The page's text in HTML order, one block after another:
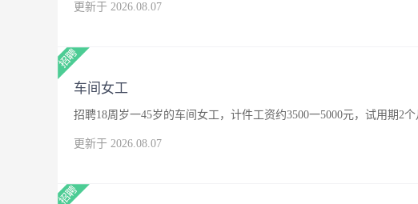
更新于 2026.08.07
车间女工
招聘18周岁一45岁的车间女工，计件工资约3500一5000元，试用期2
更新于 2026.08.07